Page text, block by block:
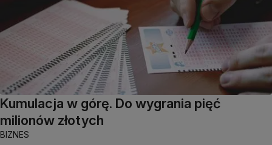
Kumulacja w górę. Do wygrania pięć
milionów złotych
BIZNES